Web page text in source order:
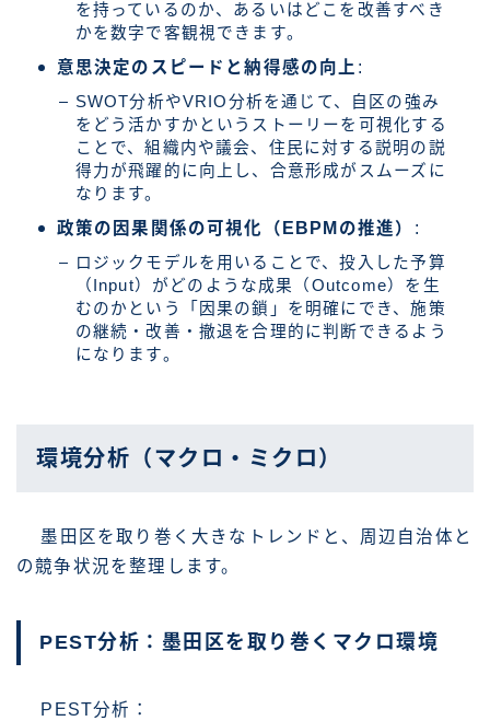
を持っているのか、あるいはどこを改善すべき
かを数字で客観視できます。
意思決定のスピードと納得感の向上 :
SWOT分析やVRIO分析を通じて、自区の強み
をどう活かすかというストーリーを可視化する
ことで、組織内や議会、住民に対する説明の説
得力が飛躍的に向上し、合意形成がスムーズに
なります。
政策の因果関係の可視化（EBPMの推進） :
ロジックモデルを用いることで、投入した予算
（Input）がどのような成果（Outcome）を生
むのかという「因果の鎖」を明確にでき、施策
の継続・改善・撤退を合理的に判断できるよう
になります。
環境分析（マクロ・ミクロ）
墨田区を取り巻く大きなトレンドと、周辺自治体と
の競争状況を整理します。
PEST分析：墨田区を取り巻くマクロ環境
PEST分析：